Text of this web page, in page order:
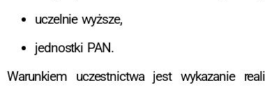
uczelnie wyższe,
jednostki PAN.
Warunkiem uczestnictwa jest wykazanie